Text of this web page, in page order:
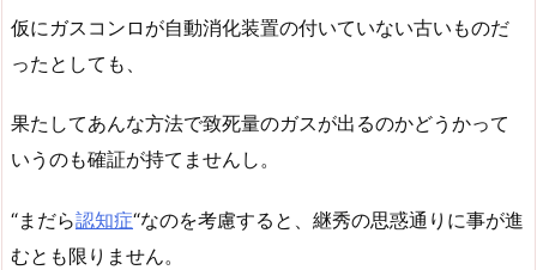
仮にガスコンロが自動消化装置の付いていない古いものだ
ったとしても、
果たしてあんな方法で致死量のガスが出るのかどうかって
いうのも確証が持てませんし。
“まだら認知症“なのを考慮すると、継秀の思惑通りに事が進
むとも限りません。